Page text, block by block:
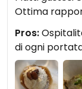
Ottima
Pros:
di ogni